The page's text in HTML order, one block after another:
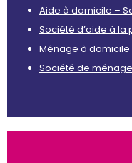
Aide à domicile –
Société d’aide à la
Ménage à domicile
Société de